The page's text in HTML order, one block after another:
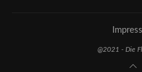
@2021 - Die